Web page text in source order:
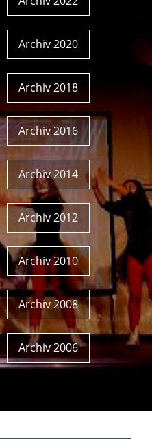
Archiv 2020
Archiv 2018
Archiv 2016
Archiv 2014
Archiv 2012
Archiv 2010
Archiv 2008
Archiv 2006